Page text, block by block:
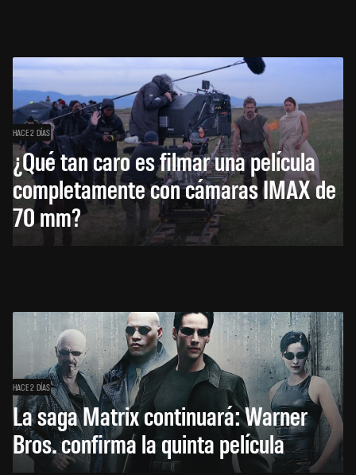
HACE 2 DÍAS
¿Qué tan caro es filmar una película
completamente con cámaras IMAX de
70 mm?
HACE 2 DÍAS
La saga Matrix continuará: Warner
Bros. confirma la quinta película